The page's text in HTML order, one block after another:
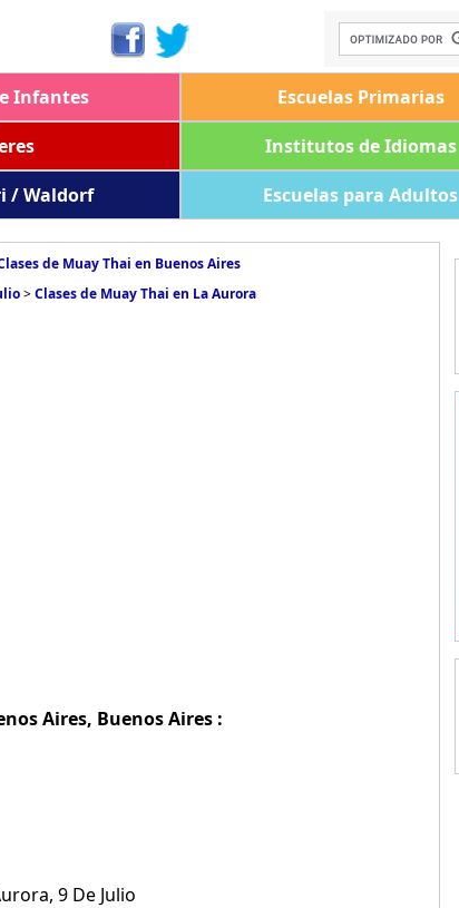
Infantes Escuelas Primarias
Institutos de Idiomas
/ Waldorf Escuelas para Adultos
de Muay Thai en Buenos Aires
>Clases de Muay Thai en La Aurora
Aires, Buenos Aires :
9 De Julio